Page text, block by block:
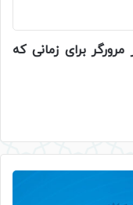
برای زمانی که